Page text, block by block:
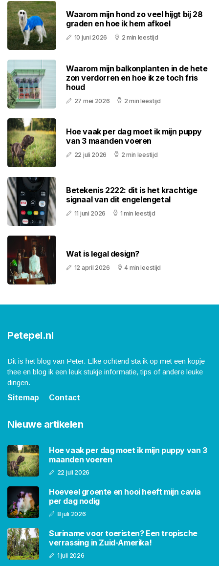
Waarom mijn hond zo veel hijgt bij 28
graden en hoe ik hem afkoel
10 juni 2026 2 min leestijd
Waarom mijn balkonplanten in de hete
zon verdorren en hoe ik ze toch fris
houd
27 mei 2026 2 min leestijd
Hoe vaak per dag moet ik mijn puppy
van 3 maanden voeren
22 juli 2026 2 min leestijd
Betekenis 2222: dit is het krachtige
signaal van dit engelengetal
11 juni 2026 1 min leestijd
Wat is legal design?
12 april 2026 4 min leestijd
Petepel.nl
Dit is het blog van Peter. Elke ochtend sta ik op met een kopje
thee en blog ik een leuk stukje informatie, tips of andere leuke
dingen.
Sitemap
Contact
Nieuwe artikelen
Hoe vaak per dag moet ik mijn puppy van 3
maanden voeren
22 juli 2026
Hoeveel groente en hooi heeft mijn cavia
per dag nodig
8 juli 2026
Suriname voor toeristen? Een tropische
verrassing in Zuid-Amerika!
1 juli 2026